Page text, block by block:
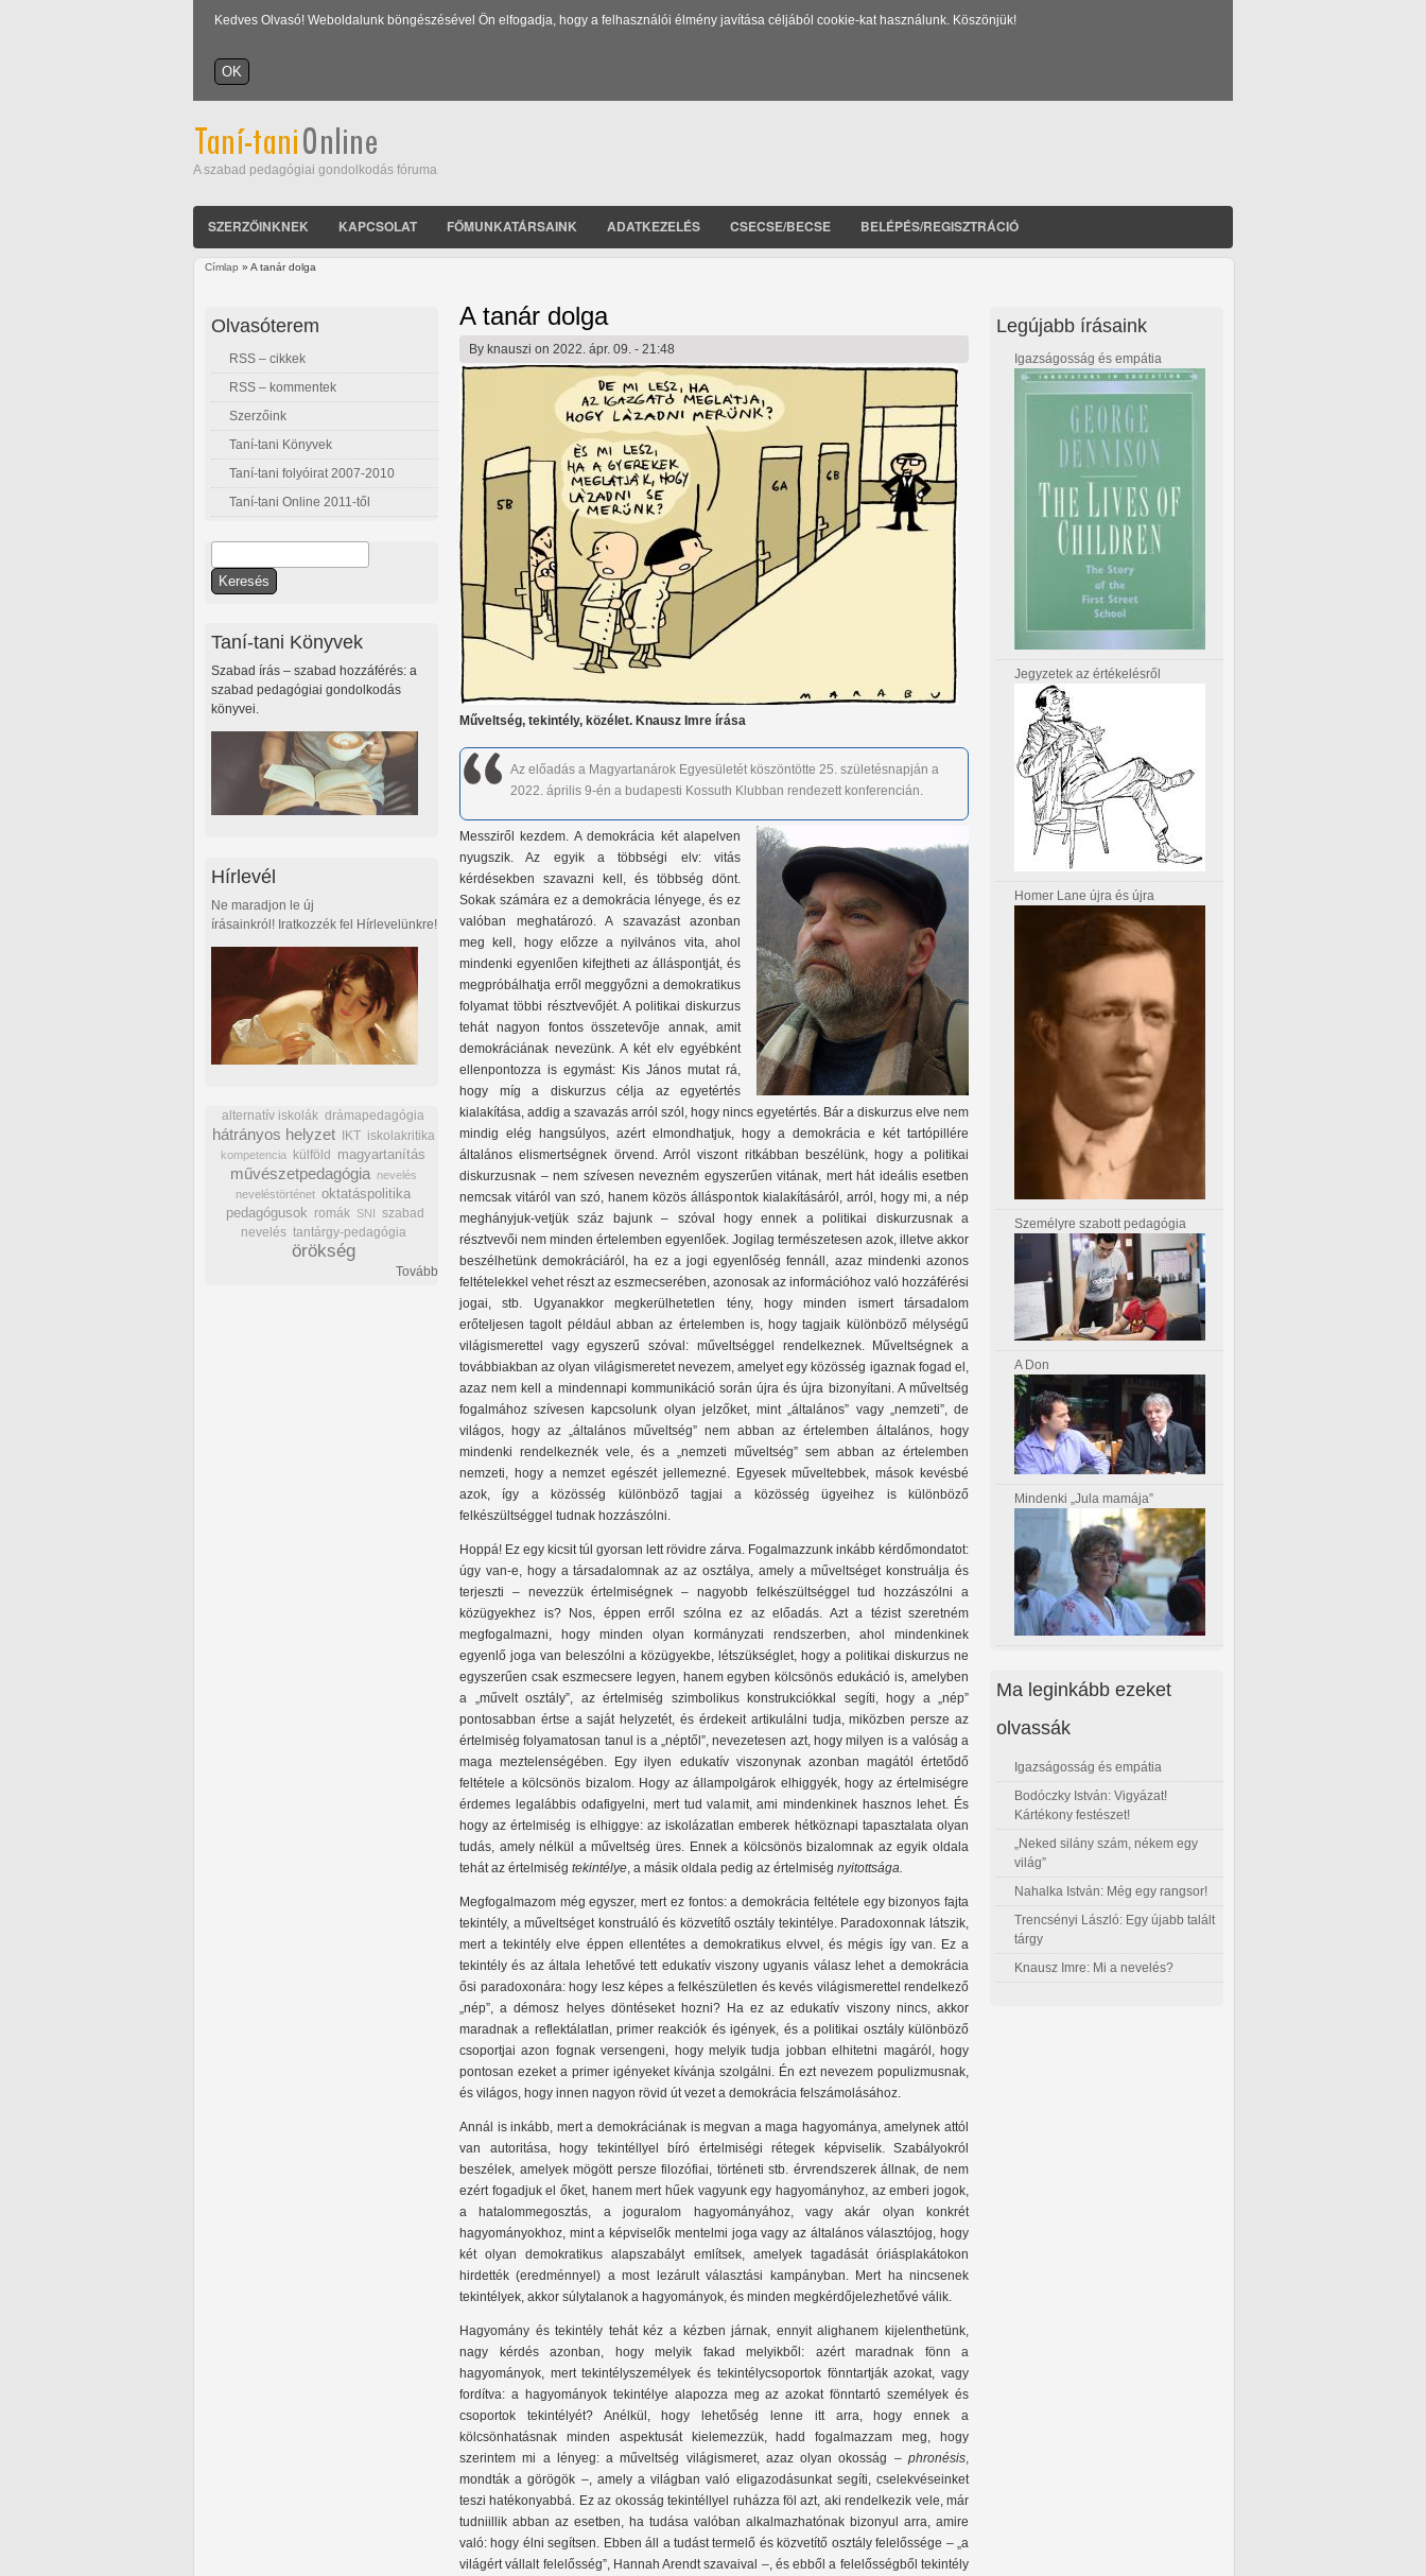
Kedves Olvasó! Weboldalunk böngészésével Ön elfogadja, hogy a felhasználói élmény javítása céljából cookie-kat használunk. Köszönjük!
A szabad pedagógiai gondolkodás fóruma
SZERZŐINKNEK KAPCSOLAT FŐMUNKATÁRSAINK ADATKEZELÉS CSECSE/BECSE BELÉPÉS/REGISZTRÁCIÓ
Címlap » A tanár dolga
A tanár dolga
By knauszi on 2022. ápr. 09. - 21:48
Műveltség, tekintély, közélet. Knausz Imre írása
Az előadás a Magyartanárok Egyesületét köszöntötte 25. születésnapján a
2022. április 9-én a budapesti Kossuth Klubban rendezett konferencián.
Messziről kezdem. A demokrácia két alapelven
nyugszik. Az egyik a többségi elv: vitás
kérdésekben szavazni kell, és többség dönt.
Sokak számára ez a demokrácia lényege, és ez
valóban meghatározó. A szavazást azonban
meg kell, hogy előzze a nyilvános vita, ahol
mindenki egyenlően kifejtheti az álláspontját, és
megpróbálhatja erről meggyőzni a demokratikus
folyamat többi résztvevőjét. A politikai diskurzus
tehát nagyon fontos összetevője annak, amit
demokráciának nevezünk. A két elv egyébként
ellenpontozza is egymást: Kis János mutat rá,
hogy míg a diskurzus célja az egyetértés
kialakítása, addig a szavazás arról szól, hogy nincs egyetértés. Bár a diskurzus elve nem
mindig elég hangsúlyos, azért elmondhatjuk, hogy a demokrácia e két tartópillére
általános elismertségnek örvend. Arról viszont ritkábban beszélünk, hogy a politikai
diskurzusnak – nem szívesen nevezném egyszerűen vitának, mert hát ideális esetben
nemcsak vitáról van szó, hanem közös álláspontok kialakításáról, arról, hogy mi, a nép
meghányjuk-vetjük száz bajunk – szóval hogy ennek a politikai diskurzusnak a
résztvevői nem minden értelemben egyenlőek. Jogilag természetesen azok, illetve akkor
beszélhetünk demokráciáról, ha ez a jogi egyenlőség fennáll, azaz mindenki azonos
feltételekkel vehet részt az eszmecserében, azonosak az információhoz való hozzáférési
jogai, stb. Ugyanakkor megkerülhetetlen tény, hogy minden ismert társadalom
erőteljesen tagolt például abban az értelemben is, hogy tagjaik különböző mélységű
világismerettel vagy egyszerű szóval: műveltséggel rendelkeznek. Műveltségnek a
továbbiakban az olyan világismeretet nevezem, amelyet egy közösség igaznak fogad el,
azaz nem kell a mindennapi kommunikáció során újra és újra bizonyítani. A műveltség
fogalmához szívesen kapcsolunk olyan jelzőket, mint „általános” vagy „nemzeti”, de
világos, hogy az „általános műveltség” nem abban az értelemben általános, hogy
mindenki rendelkeznék vele, és a „nemzeti műveltség” sem abban az értelemben
nemzeti, hogy a nemzet egészét jellemezné. Egyesek műveltebbek, mások kevésbé
azok, így a közösség különböző tagjai a közösség ügyeihez is különböző
felkészültséggel tudnak hozzászólni.
Hoppá! Ez egy kicsit túl gyorsan lett rövidre zárva. Fogalmazzunk inkább kérdőmondatot:
úgy van-e, hogy a társadalomnak az az osztálya, amely a műveltséget konstruálja és
terjeszti – nevezzük értelmiségnek – nagyobb felkészültséggel tud hozzászólni a
közügyekhez is? Nos, éppen erről szólna ez az előadás. Azt a tézist szeretném
megfogalmazni, hogy minden olyan kormányzati rendszerben, ahol mindenkinek
egyenlő joga van beleszólni a közügyekbe, létszükséglet, hogy a politikai diskurzus ne
egyszerűen csak eszmecsere legyen, hanem egyben kölcsönös edukáció is, amelyben
a „művelt osztály”, az értelmiség szimbolikus konstrukciókkal segíti, hogy a „nép”
pontosabban értse a saját helyzetét, és érdekeit artikulálni tudja, miközben persze az
értelmiség folyamatosan tanul is a „néptől”, nevezetesen azt, hogy milyen is a valóság a
maga meztelenségében. Egy ilyen edukatív viszonynak azonban magától értetődő
feltétele a kölcsönös bizalom. Hogy az állampolgárok elhiggyék, hogy az értelmiségre
érdemes legalábbis odafigyelni, mert tud valamit, ami mindenkinek hasznos lehet. És
hogy az értelmiség is elhiggye: az iskolázatlan emberek hétköznapi tapasztalata olyan
tudás, amely nélkül a műveltség üres. Ennek a kölcsönös bizalomnak az egyik oldala
tehát az értelmiség tekintélye, a másik oldala pedig az értelmiség nyitottsága.
Megfogalmazom még egyszer, mert ez fontos: a demokrácia feltétele egy bizonyos fajta
tekintély, a műveltséget konstruáló és közvetítő osztály tekintélye. Paradoxonnak látszik,
mert a tekintély elve éppen ellentétes a demokratikus elvvel, és mégis így van. Ez a
tekintély és az általa lehetővé tett edukatív viszony ugyanis válasz lehet a demokrácia
ősi paradoxonára: hogy lesz képes a felkészületlen és kevés világismerettel rendelkező
„nép”, a démosz helyes döntéseket hozni? Ha ez az edukatív viszony nincs, akkor
maradnak a reflektálatlan, primer reakciók és igények, és a politikai osztály különböző
csoportjai azon fognak versengeni, hogy melyik tudja jobban elhitetni magáról, hogy
pontosan ezeket a primer igényeket kívánja szolgálni. Én ezt nevezem populizmusnak,
és világos, hogy innen nagyon rövid út vezet a demokrácia felszámolásához.
Annál is inkább, mert a demokráciának is megvan a maga hagyománya, amelynek attól
van autoritása, hogy tekintéllyel bíró értelmiségi rétegek képviselik. Szabályokról
beszélek, amelyek mögött persze filozófiai, történeti stb. érvrendszerek állnak, de nem
ezért fogadjuk el őket, hanem mert hűek vagyunk egy hagyományhoz, az emberi jogok,
a hatalommegosztás, a joguralom hagyományához, vagy akár olyan konkrét
hagyományokhoz, mint a képviselők mentelmi joga vagy az általános választójog, hogy
két olyan demokratikus alapszabályt említsek, amelyek tagadását óriásplakátokon
hirdették (eredménnyel) a most lezárult választási kampányban. Mert ha nincsenek
tekintélyek, akkor súlytalanok a hagyományok, és minden megkérdőjelezhetővé válik.
Hagyomány és tekintély tehát kéz a kézben járnak, ennyit alighanem kijelenthetünk,
nagy kérdés azonban, hogy melyik fakad melyikből: azért maradnak fönn a
hagyományok, mert tekintélyszemélyek és tekintélycsoportok fönntartják azokat, vagy
fordítva: a hagyományok tekintélye alapozza meg az azokat fönntartó személyek és
csoportok tekintélyét? Anélkül, hogy lehetőség lenne itt arra, hogy ennek a
kölcsönhatásnak minden aspektusát kielemezzük, hadd fogalmazzam meg, hogy
szerintem mi a lényeg: a műveltség világismeret, azaz olyan okosság – phronésis,
mondták a görögök –, amely a világban való eligazodásunkat segíti, cselekvéseinket
teszi hatékonyabbá. Ez az okosság tekintéllyel ruházza föl azt, aki rendelkezik vele, már
tudniillik abban az esetben, ha tudása valóban alkalmazhatónak bizonyul arra, amire
való: hogy élni segítsen. Ebben áll a tudást termelő és közvetítő osztály felelőssége – „a
világért vállalt felelősség”, Hannah Arendt szavaival –, és ebből a felelősségből tekintély
Olvasóterem
RSS – cikkek
RSS – kommentek
Szerzőink
Taní-tani Könyvek
Taní-tani folyóirat 2007-2010
Taní-tani Online 2011-től
Keresés űrlap
Taní-tani Könyvek
Szabad írás – szabad hozzáférés: a
szabad pedagógiai gondolkodás
könyvei.
Hírlevél
Ne maradjon le új
írásainkról! Iratkozzék fel Hírlevelünkre!
alternatív iskolák drámapedagógia
hátrányos helyzet IKT iskolakritika
kompetencia külföld magyartanítás
művészetpedagógia
nevelés
neveléstörténet oktatáspolitika
pedagógusok romák SNI szabad
nevelés tantárgy-pedagógia
örökség
Tovább
Legújabb írásaink
Igazságosság és empátia
Jegyzetek az értékelésről
Homer Lane újra és újra
Személyre szabott pedagógia
A Don
Mindenki „Jula mamája”
Ma leginkább ezeket
olvassák
Igazságosság és empátia
Bodóczky István: Vigyázat!
Kártékony festészet!
„Neked silány szám, nékem egy
világ”
Nahalka István: Még egy rangsor!
Trencsényi László: Egy újabb talált
tárgy
Knausz Imre: Mi a nevelés?